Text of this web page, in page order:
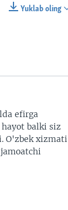
Yuklab oling
efirga
balki siz
O'zbek xizmati